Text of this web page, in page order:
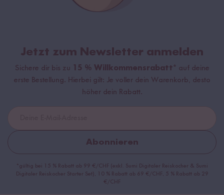
Jetzt zum Newsletter anmelden
Sichere dir bis zu 15 % Willkommensrabatt* auf deine
erste Bestellung. Hierbei gilt: Je voller dein Warenkorb, desto
höher dein Rabatt.
Abonnieren
*gültig bei 15 % Rabatt ab 99 €/CHF (exkl. Sumi Digitaler Reiskocher & Sumi
Digitaler Reiskocher Starter Set), 10 % Rabatt ab 69 €/CHF, 5 % Rabatt ab 29
€/CHF